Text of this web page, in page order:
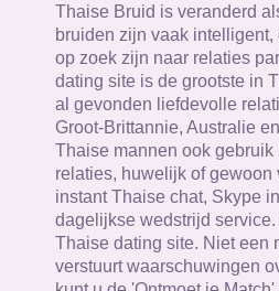
Thaise Bruid is veranderd
bruiden zijn vaak
op zoek zijn naar relaties
dating site is de grootste in
al gevonden liefdevolle
Groot-Brittannie, Australie
Thaise mannen ook
relaties, huwelijk of
instant Thaise chat, Skype
dagelijkse wedstrijd
Thaise dating site. Niet een
verstuurt waarschuwingen